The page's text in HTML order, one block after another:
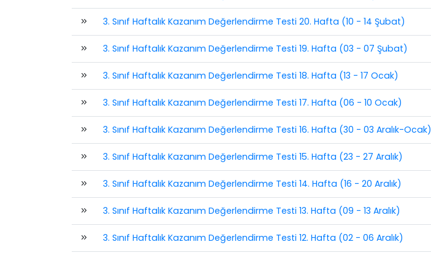
3. Sınıf Haftalık Kazanım Değerlendirme Testi 20. Hafta (10 - 14 Şubat)
3. Sınıf Haftalık Kazanım Değerlendirme Testi 19. Hafta (03 - 07 Şubat)
3. Sınıf Haftalık Kazanım Değerlendirme Testi 18. Hafta (13 - 17 Ocak)
3. Sınıf Haftalık Kazanım Değerlendirme Testi 17. Hafta (06 - 10 Ocak)
3. Sınıf Haftalık Kazanım Değerlendirme Testi 16. Hafta (30 - 03 Aralık-Ocak)
3. Sınıf Haftalık Kazanım Değerlendirme Testi 15. Hafta (23 - 27 Aralık)
3. Sınıf Haftalık Kazanım Değerlendirme Testi 14. Hafta (16 - 20 Aralık)
3. Sınıf Haftalık Kazanım Değerlendirme Testi 13. Hafta (09 - 13 Aralık)
3. Sınıf Haftalık Kazanım Değerlendirme Testi 12. Hafta (02 - 06 Aralık)